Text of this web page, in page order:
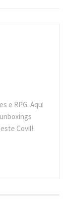
e RPG. Aqui
Covil!